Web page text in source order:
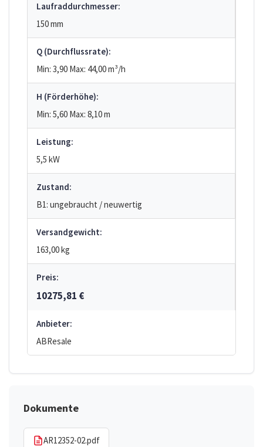
Laufraddurchmesser:
150 mm
Q (Durchflussrate):
Min: 3,90 Max: 44,00m³/h
H (Förderhöhe):
Min: 5,60 Max: 8,10m
Leistung:
5,5 kW
Zustand:
B1: ungebraucht / neuwertig
Versandgewicht:
163,00 kg
Preis:
10275,81 €
Anbieter:
ABResale
Dokumente
AR12352-02.pdf